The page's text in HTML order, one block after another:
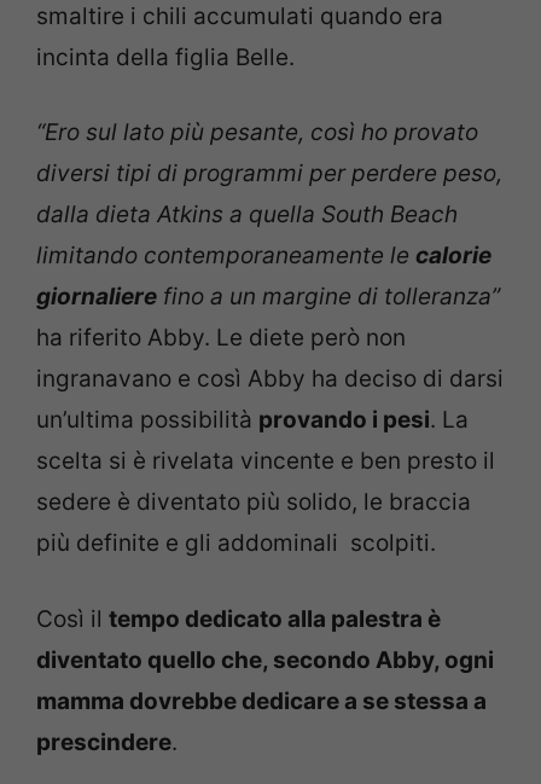
smaltire i chili accumulati quando era
incinta della figlia Belle.
“Ero sul lato più pesante, così ho provato
diversi tipi di programmi per perdere peso,
dalla dieta Atkins a quella South Beach
limitando contemporaneamente le calorie
giornaliere fino a un margine di tolleranza”
ha riferito Abby. Le diete però non
ingranavano e così Abby ha deciso di darsi
un’ultima possibilità provando i pesi. La
scelta si è rivelata vincente e ben presto il
sedere è diventato più solido, le braccia
più definite e gli addominali scolpiti.
Così il tempo dedicato alla palestra è
diventato quello che, secondo Abby, ogni
mamma dovrebbe dedicare a se stessa a
prescindere.